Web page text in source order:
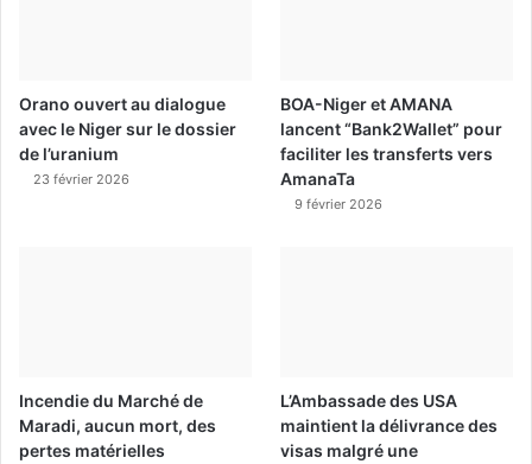
Orano ouvert au dialogue
avec le Niger sur le dossier
de l’uranium
23 février 2026
BOA-Niger et AMANA
lancent “Bank2Wallet” pour
faciliter les transferts vers
AmanaTa
9 février 2026
Incendie du Marché de
Maradi, aucun mort, des
pertes matérielles
L’Ambassade des USA
maintient la délivrance des
visas malgré une